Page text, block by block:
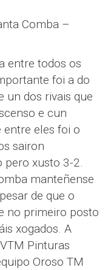
Comba –
entre todos os
foi a do
un dos rivais que
e cun
entre eles foi o
sairon
pero xusto 3-2.
manteñense
de que o
no primeiro posto
xogados. A
Pinturas
Oroso TM